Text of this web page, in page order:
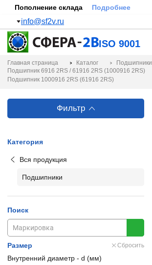
Пополнение склада Подробнее
info@sf2v.ru
ISO 9001
Главная страница Каталог
Подшипники
Подшипник 6916 2RS / 61916 2RS (1000916 2RS)
Подшипник 1000916 2RS (61916 2RS)
Фильтр
Категория
Вся продукция
Подшипники
Поиск
Размер Сбросить
Внутренний диаметр - d (мм)